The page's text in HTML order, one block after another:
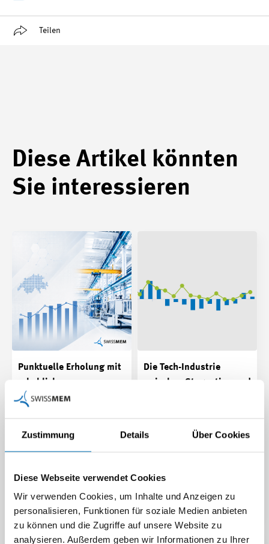
Zustimmung Details Über Cookies
Diese Webseite verwendet Cookies
Wir verwenden Cookies, um Inhalte und Anzeigen zu
personalisieren, Funktionen für soziale Medien anbieten
zu können und die Zugriffe auf unsere Website zu
analysieren. Außerdem geben wir Informationen zu Ihrer
Teilen
Diese Artikel könnten
Sie interessieren
Punktuelle Erholung mit
erheblicher
Absturzgefahr in der
Die Schweizer Tech-Industrie
Die Tech-Industrie
zwischen Stagnation und
Trotz US-Zöllen und
02.03.2026